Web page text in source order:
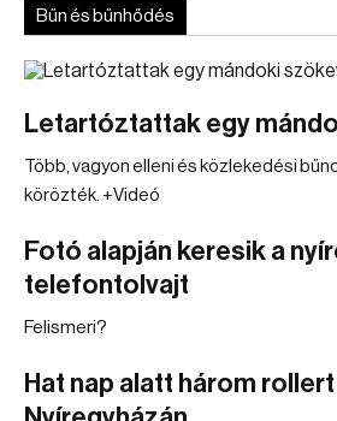
Bűn és bűnhődés
Letartóztattak egy
Több, vagyon elleni és közlekedési
körözték. +Videó
Fotó alapján keresik a
telefontolvajt
Felismeri?
Hat nap alatt három